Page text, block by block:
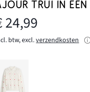
TRUI IN
24,99
btw, excl.verzendkosten